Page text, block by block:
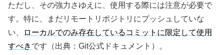
ただし、その強力さゆえに、使用する際には注意が必要で
す。特に、まだリモートリポジトリにプッシュしていな
い、
ローカルでのみ存在しているコミットに限定して使用
すべき です（出典：Git公式ドキュメント）。